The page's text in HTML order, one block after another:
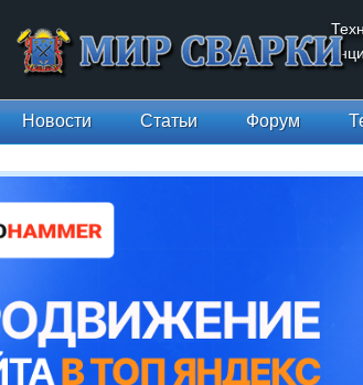
Новости Статьи Форум